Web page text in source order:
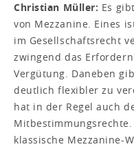
Christian Müller: Es
von Mezzanine. Eines
im Gesellschaftsrecht
zwingend das
Vergütung. Daneben
deutlich flexibler zu
hat in der Regel auch
klassische Mezzanine-